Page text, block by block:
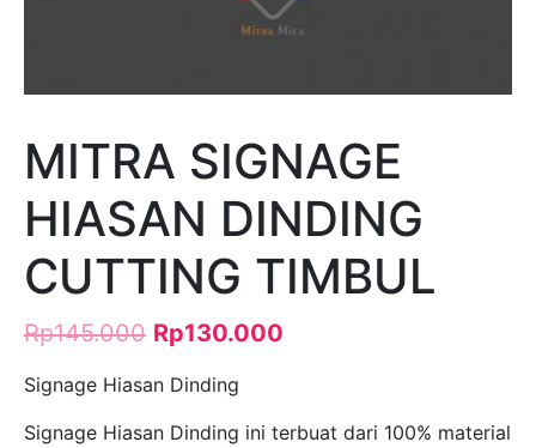
MITRA SIGNAGE
HIASAN DINDING
CUTTING TIMBUL
Rp145.000 Rp130.000
Signage Hiasan Dinding
Signage Hiasan Dinding ini terbuat dari 100% material